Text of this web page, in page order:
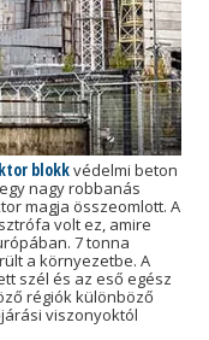
blokkvédelmi beton
nagy robbanás
magja összeomlott. A
volt ez, amire
7 tonna
a környezetbe. A
szél és az eső egész
régiók különböző
viszonyoktól